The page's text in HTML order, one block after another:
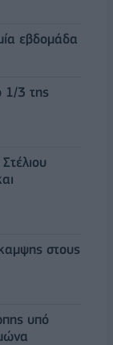
εβδομάδα
1/3 της
στους
υπό